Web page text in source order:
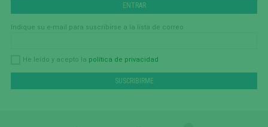
Indique su e-mail para suscribirse a la lista de correo
He leído y acepto la política de privacidad